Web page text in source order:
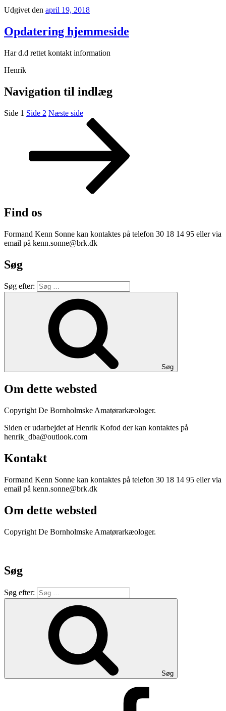
Udgivet den april 19, 2018
Opdatering hjemmeside
Har d.d rettet kontakt information
Henrik
Navigation til indlæg
Side 1 Side 2 Næste side
Find os
Formand Kenn Sonne kan kontaktes på telefon 30 18 14 95 eller via
email på kenn.sonne@brk.dk
Søg
Søg efter:
Søg
Om dette websted
Copyright De Bornholmske Amatørarkæologer.
Siden er udarbejdet af Henrik Kofod der kan kontaktes på
henrik_dba@outlook.com
Kontakt
Formand Kenn Sonne kan kontaktes på telefon 30 18 14 95 eller via
email på kenn.sonne@brk.dk
Om dette websted
Copyright De Bornholmske Amatørarkæologer.
Søg
Søg efter:
Søg